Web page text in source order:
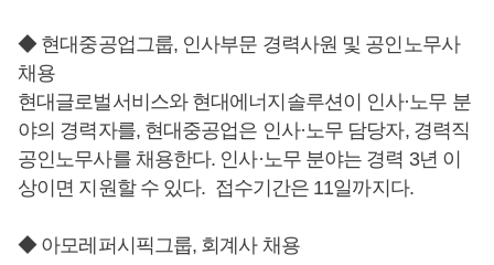
◆ 현대중공업그룹, 인사부문 경력사원 및 공인노무사
채용
현대글로벌서비스와 현대에너지솔루션이 인사·노무 분
야의 경력자를, 현대중공업은 인사·노무 담당자, 경력직
공인노무사를 채용한다. 인사·노무 분야는 경력 3년 이
상이면 지원할 수 있다. 접수기간은 11일까지다.
◆ 아모레퍼시픽그룹, 회계사 채용